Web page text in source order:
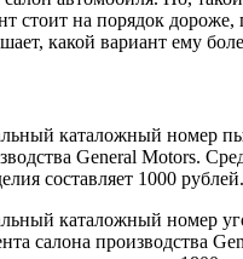
стоит на порядок дороже,
какой вариант ему
каталожный номер
General Motors.
составляет 1000 рублей.
каталожный номер
салона производства